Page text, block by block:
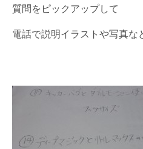
質問をピックアップして
電話で説明イラストや写真な